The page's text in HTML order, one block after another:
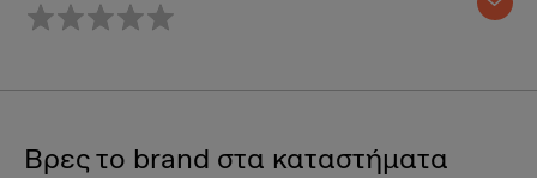
Βρες το brand στα καταστήματα